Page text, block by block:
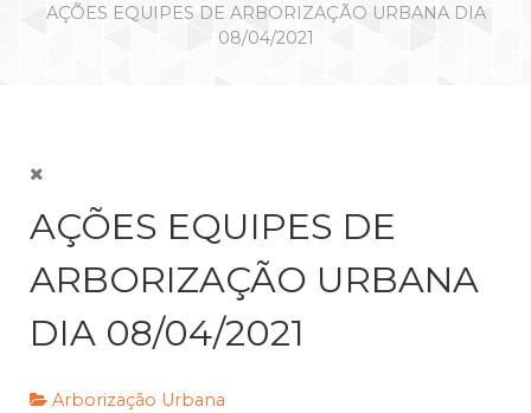
AÇÕES EQUIPES DE ARBORIZAÇÃO URBANA DIA
08/04/2021
AÇÕES EQUIPES DE
ARBORIZAÇÃO URBANA
DIA 08/04/2021
Arborização Urbana